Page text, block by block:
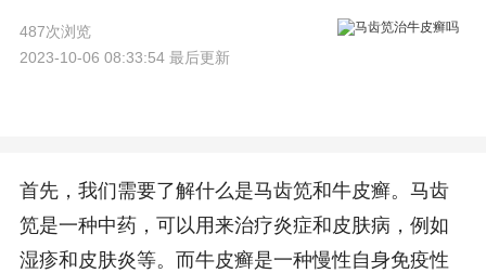
487次浏览
2023-10-06 08:33:54 最后更新
首先，我们需要了解什么是马齿笕和牛皮癣。马齿
笕是一种中药，可以用来治疗炎症和皮肤病，例如
湿疹和皮肤炎等。而牛皮癣是一种慢性自身免疫性